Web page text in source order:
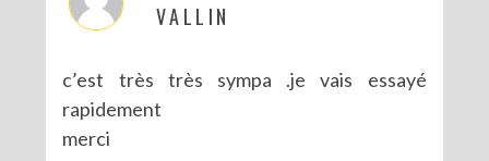
VALLIN
c’est très très sympa .je vais essayé
rapidement
merci